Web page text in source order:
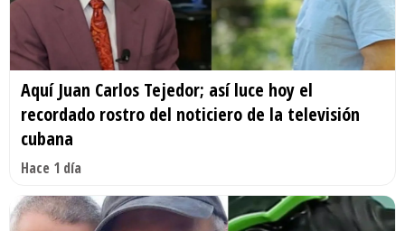
Aquí Juan Carlos Tejedor; así luce hoy el
recordado rostro del noticiero de la televisión
cubana
Hace 1 día